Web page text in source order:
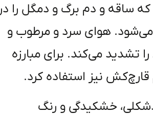
ساقه و دم برگ و دمگل را در
می‌شود. هوای سرد و مرطوب و
تشدید می‌کند. برای مبارزه
نیز استفاده کرد.
خشکیدگی و رنگ